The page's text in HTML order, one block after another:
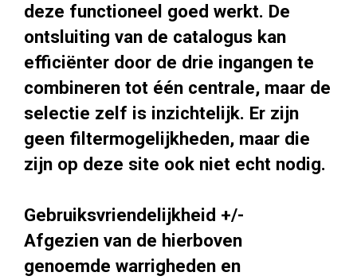
deze functioneel goed werkt. De
ontsluiting van de catalogus kan
efficiënter door de drie ingangen te
combineren tot één centrale, maar de
selectie zelf is inzichtelijk. Er zijn
geen filtermogelijkheden, maar die
zijn op deze site ook niet echt nodig.
Gebruiksvriendelijkheid +/-
Afgezien van de hierboven
genoemde warrigheden en